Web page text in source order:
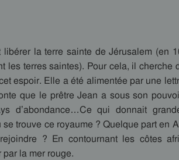
la terre sainte de Jérusalem (en
les terres saintes). Pour cela, il cherche
espoir. Elle a été alimentée par une
que le prêtre Jean a sous son
d’abondance…Ce qui donnait
trouve ce royaume ? Quelque part en
? En contournant les côtes
la mer rouge.